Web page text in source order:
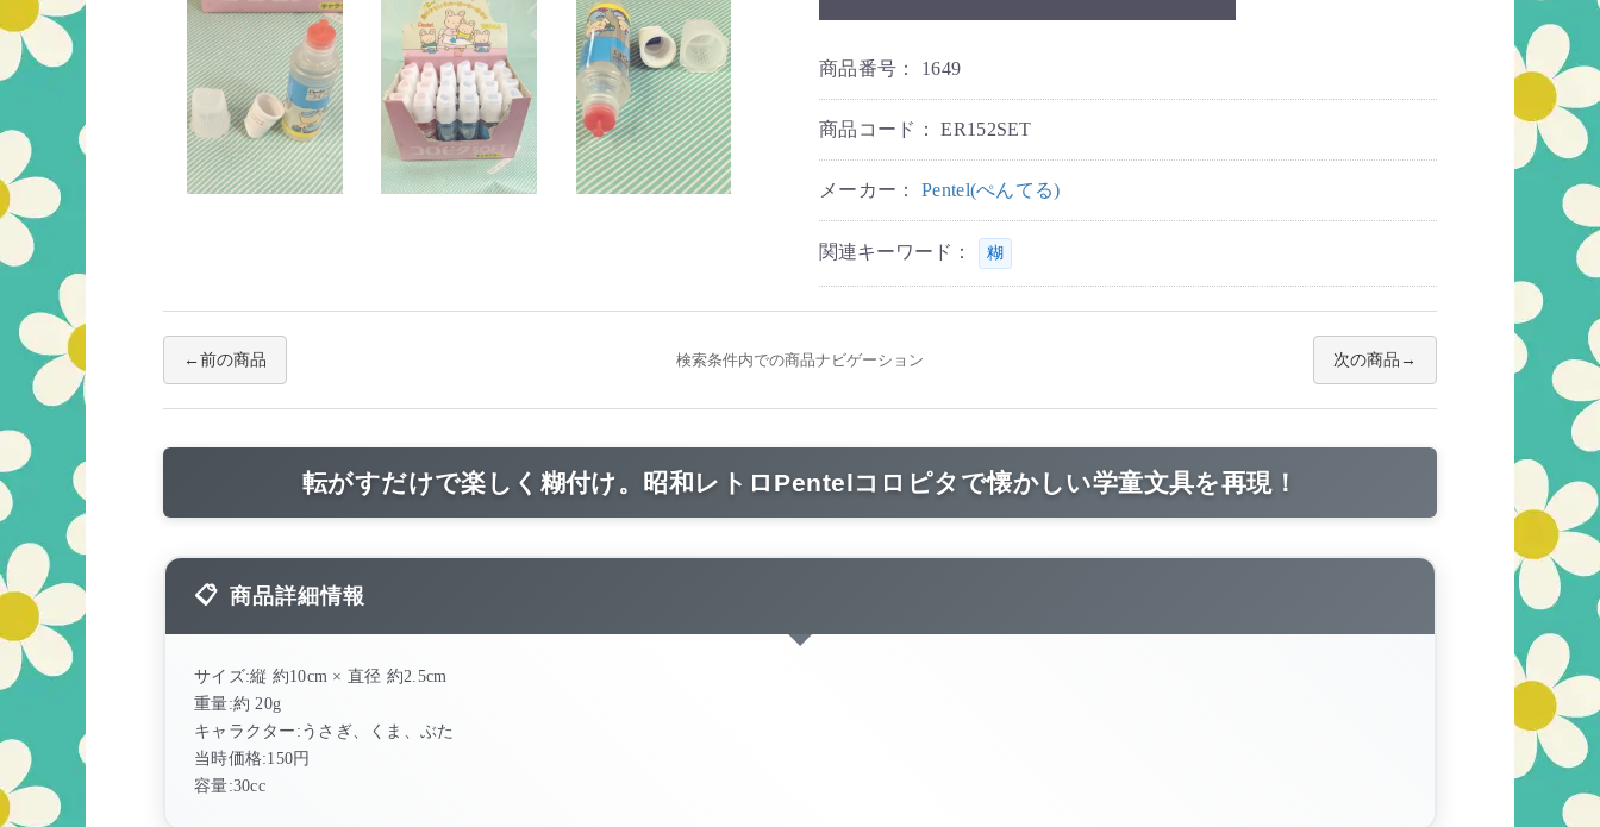
商品番号： 1649
商品コード：ER152SET
メーカー： Pentel(ぺんてる)
関連キーワード： 糊
前の商品 検索条件内での商品ナビゲーション 次の商品
転がすだけで楽しく糊付け。昭和レトロPentelコロピタで懐かしい学童文具を再現！
商品詳細情報
サイズ:縦 約10cm × 直径 約2.5cm
重量:約 20g
キャラクター:うさぎ、くま、ぶた
当時価格:150円
容量:30cc